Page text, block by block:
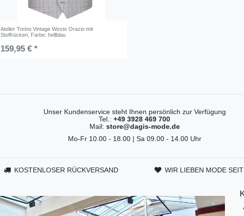
Atelier Torino Vintage Weste Orazio mit
Stoffrücken, Farbe: hellblau
159,95 € *
Unser Kundenservice steht Ihnen persönlich zur Verfügung
Tel.: +49 3928 469 700
Mail: store@dagis-mode.de
Mo-Fr 10.00 - 18.00 | Sa 09.00 - 14.00 Uhr
KOSTENLOSER RÜCKVERSAND WIR LIEBEN MODE